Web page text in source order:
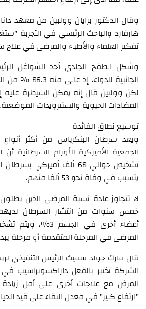
وقال الدكتور برايان وولبين من معهد
هارفارد والباحث الرئيسي في التجربة
تفكير العلماء والأطباء والمرضى في علاج
وشكل الطفح الجلدي أحد الشواغل
الجانبية
لكن وولبين قال إنه يمكن السيطرة عليه
المضادات الحيوية والستيرويدات الموضعية.
توسيع نطاق الفائدة
ويعد سرطان البنكرياس من أكثر أنواع
الجمعية الأميركية للأورام السرطانية
تشخيص حوالي 68 ألف أميركي
يتسبب في وفاة نحو 53 ألفا منهم.
لا تتجاوز عادة نسبة المرضى الذين
خمس سنوات من انتشار السرطان
المرضى في المرحلة المتقدمة أو مرحلة
قال مارك جولد سميث الرئيس التنفيذي
الشركة تختبر بالفعل داراكسونراسيب
المرض مع علاجات أخرى على أمل
"ارتفاع كبير" في معدل البقاء على قيد